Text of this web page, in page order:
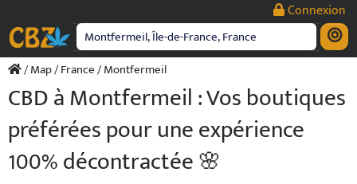
contenu
Connexion
/Map/France/ Montfermeil
CBD à Montfermeil : Vos boutiques
préférées pour une expérience
100% décontractée 🌸